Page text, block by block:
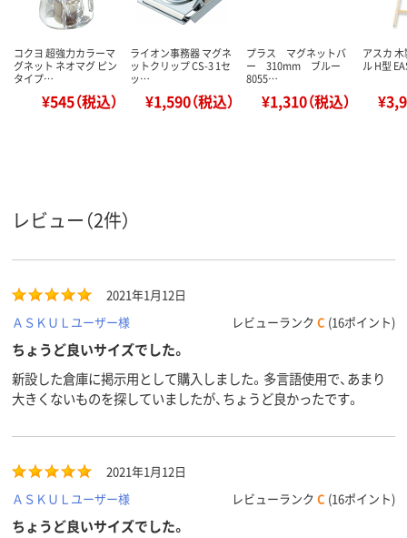
コクヨ 超強力カラーマ
グネット ネオマグ ピン
タイプ…
¥545（税込）
ライオン事務器 マグネ
ットクリップ CS-3 1セ
ッ…
¥1,590（税込）
プラス マグネットバ
ー 310mm ブルー
8055…
¥1,310（税込）
アスカ
ル H型
レビュー（2件）
2021年1月12日
ＡＳＫＵＬユーザー様
レビューランク C (16ポイント)
ちょうど良いサイズでした。
新設した倉庫に掲示用として購入しました。多言語使用で、あまり
大きくないものを探していましたが、ちょうど良かったです。
2021年1月12日
ＡＳＫＵＬユーザー様
レビューランク C (16ポイント)
ちょうど良いサイズでした。